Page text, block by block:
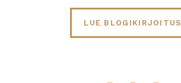
LUE BLOGIKIRJOITUS